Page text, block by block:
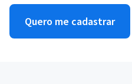
Quero me cadastrar